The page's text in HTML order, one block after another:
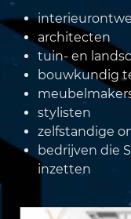
architecten
tuin- en
bouwkundig
stylisten
zelfstandige
bedrijven die
inzetten